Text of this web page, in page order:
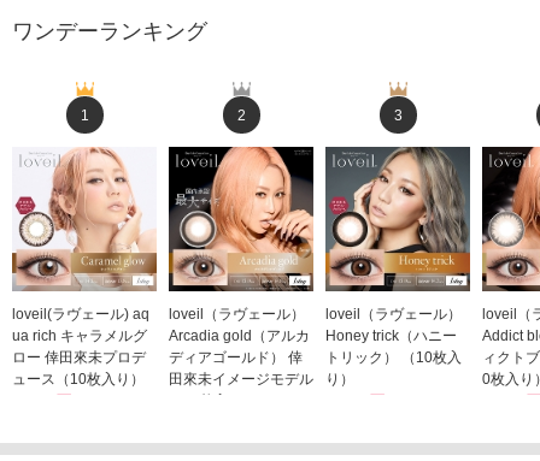
ワンデーランキング
1
loveil(ラヴェール) aq
ua rich キャラメルグ
ロー 倖田來未プロデ
ュース（10枚入り）
1,760円
2
loveil（ラヴェール）
Arcadia gold（アルカ
ディアゴールド） 倖
田來未イメージモデル
（10枚入り）
3
loveil（ラヴェール）
Honey trick（ハニー
トリック） （10枚入
り）
1,760円
loveil（
Addict
ィクト
0枚入り
1,760